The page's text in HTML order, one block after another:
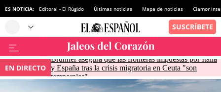
ES NOTICIA: Editoral - El Rúgido Últimas noticias Mapa de noticias Clamor
EN DIRECTO
Brunner asegura que las fronteras impuestas por Italia
y España tras la crisis migratoria en Ceuta "son
temporales"